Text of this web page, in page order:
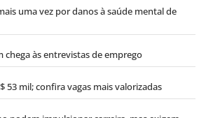
uma vez por danos à saúde mental de
chega às entrevistas de emprego
53 mil; confira vagas mais valorizadas